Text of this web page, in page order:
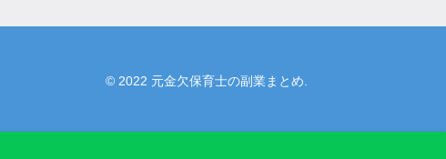
© 2022 元金欠保育士の副業まとめ.